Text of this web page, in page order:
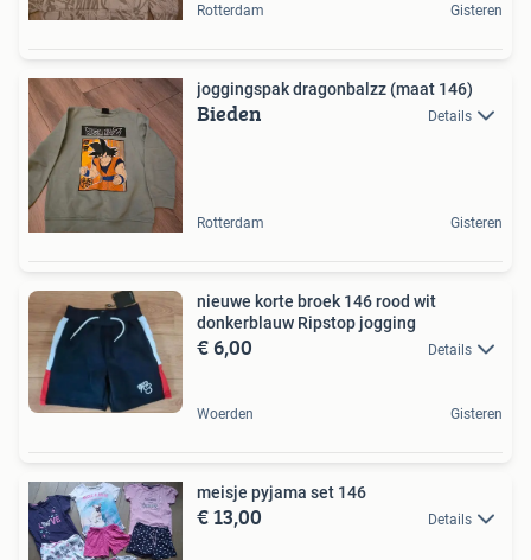
Rotterdam Gisteren
joggingspak dragonbalzz (maat 146)
Bieden Details
Rotterdam Gisteren
nieuwe korte broek 146 rood wit
donkerblauw Ripstop jogging
€ 6,00 Details
Woerden Gisteren
meisje pyjama set 146
€ 13,00 Details